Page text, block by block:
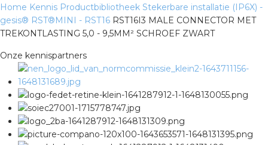
Home Kennis Productbibliotheek Stekerbare installatie (IP6X) -
gesis® RST®MINI - RST16 RST16I3 MALE CONNECTOR MET
TREKONTLASTING 5,0 - 9,5MM² SCHROEF ZWART
Onze kennispartners